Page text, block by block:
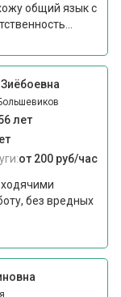
общий язык с
лет
от 200 руб/час
без вредных